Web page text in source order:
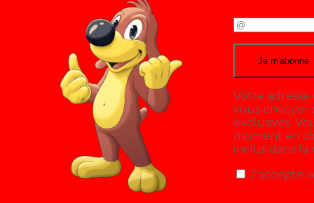
Votre
vous
exclusives.
moment en
inclus dans la
J'accepte